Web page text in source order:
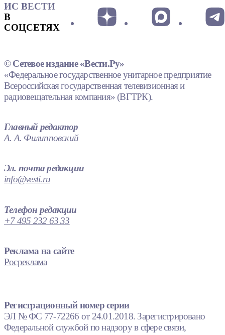
ИС ВЕСТИ
В
СОЦСЕТЯХ
© Сетевое издание «Вести.Ру»
«Федеральное государственное унитарное предприятие
Всероссийская государственная телевизионная и
радиовещательная компания» (ВГТРК).
Главный редактор
А. А. Филипповский
Эл. почта редакции
info@vesti.ru
Телефон редакции
+7 495 232 63 33
Реклама на сайте
Росреклама
Регистрационный номер серии
ЭЛ № ФС 77-72266 от 24.01.2018. Зарегистрировано
Федеральной службой по надзору в сфере связи,